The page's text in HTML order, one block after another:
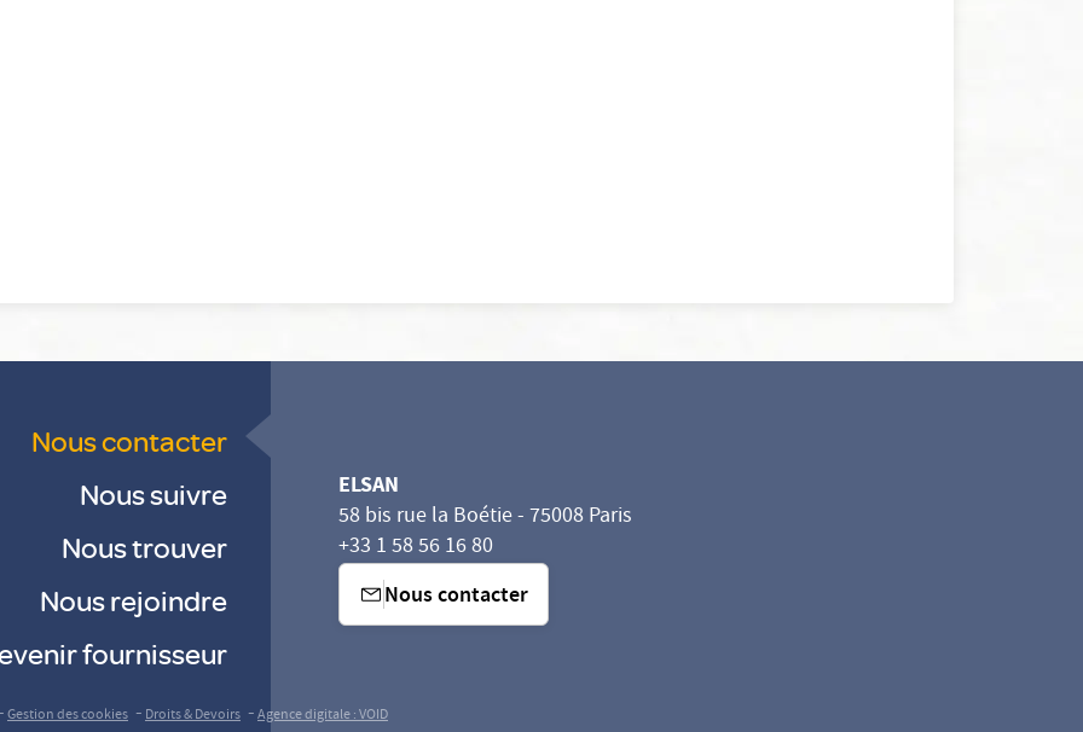
vos Options
paramètres de confidentialité, en garantissant la conformité avec les réglementations. Personnalisez vos
Nous contacter
Nous suivre
Nous trouver
Nous rejoindre
fournisseur
ELSAN
58 bis rue la Boétie - 75008 Paris
+33 1 58 56 16 80
Nous contacter
Gestion des cookies -Droits & Devoirs -Agence digitale : VOID